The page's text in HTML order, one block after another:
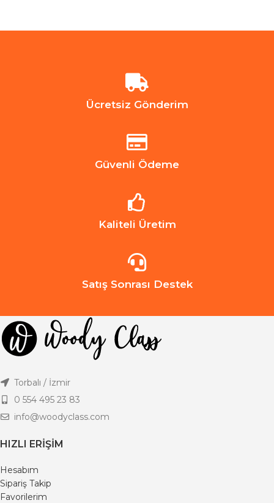
Ücretsiz Gönderim
Güvenli Ödeme
Kaliteli Üretim
Satış Sonrası Destek
Torbalı / İzmir
0 554 495 23 83
info@woodyclass.com
HIZLI ERIŞIM
Hesabım
Sipariş Takip
Favorilerim